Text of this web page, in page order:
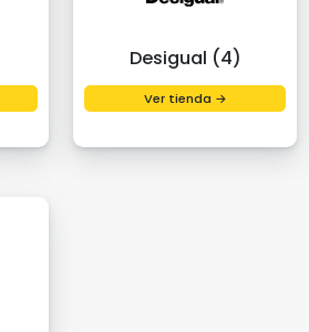
Desigual (4)
Ver tienda →